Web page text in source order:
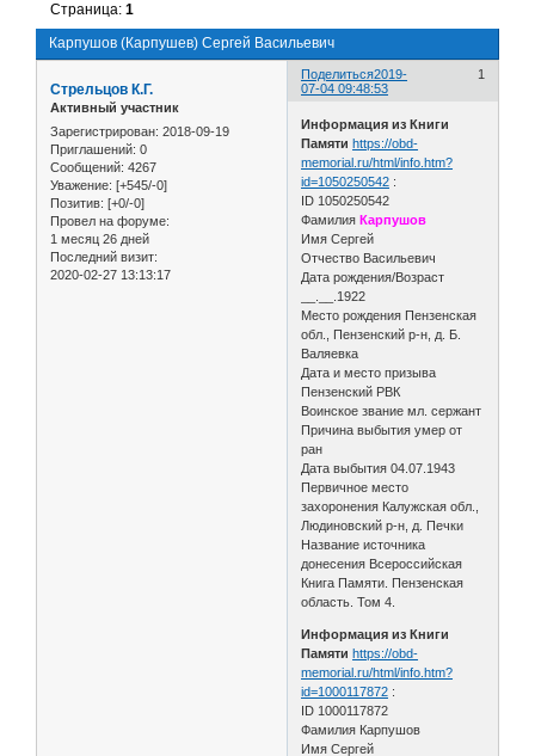
Карпушов (Карпушев) Сергей Васильевич
Страница:1
Поделиться 1
2019-
07-04 09:48:53
Стрельцов К.Г.
Активный участник
Зарегистрирован: 2018-09-19
Приглашений: 0
Сообщений: 4267
Уважение: [+545/-0]
Позитив: [+0/-0]
Провел на форуме:
1 месяц 26 дней
Последний визит:
2020-02-27 13:13:17
Информация из Книги
Памяти https://obd-
memorial.ru/html/info.htm?
id=1050250542 :
ID 1050250542
Фамилия Карпушов
Имя Сергей
Отчество Васильевич
Дата рождения/Возраст
__.__.1922
Место рождения Пензенская
обл., Пензенский р-н, д. Б.
Валяевка
Дата и место призыва
Пензенский РВК
Воинское звание мл. сержант
Причина выбытия умер от
ран
Дата выбытия 04.07.1943
Первичное место
захоронения Калужская обл.,
Людиновский р-н, д. Печки
Название источника
донесения Всероссийская
Книга Памяти. Пензенская
область. Том 4.
Информация из Книги
Памяти https://obd-
memorial.ru/html/info.htm?
id=1000117872 :
ID 1000117872
Фамилия Карпушов
Имя Сергей